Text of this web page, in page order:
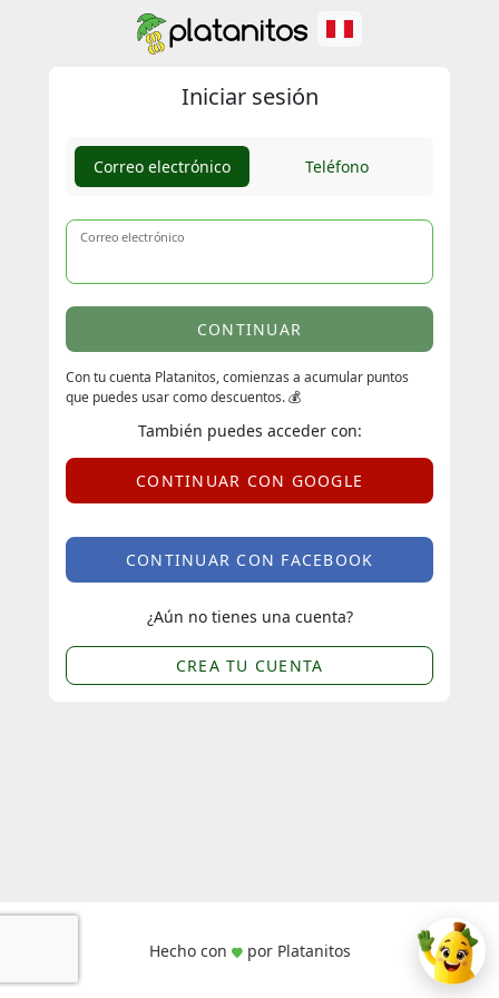
Iniciar sesión
Correo electrónico Teléfono
Correo electrónico
CONTINUAR
Con tu cuenta Platanitos, comienzas a acumular puntos
que puedes usar como descuentos. 💰
También puedes acceder con:
CONTINUAR CON GOOGLE
CONTINUAR CON FACEBOOK
¿Aún no tienes una cuenta?
CREA TU CUENTA
Hecho con por Platanitos